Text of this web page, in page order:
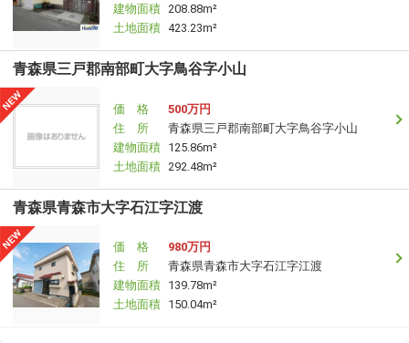
建物面積 208.88m²
土地面積 423.23m²
青森県三戸郡南部町大字鳥谷字小山
価 格
500万円
住 所
青森県三戸郡南部町大字鳥谷字小山
建物面積 125.86m²
土地面積 292.48m²
青森県青森市大字石江字江渡
価 格
980万円
住 所
青森県青森市大字石江字江渡
建物面積 139.78m²
土地面積 150.04m²